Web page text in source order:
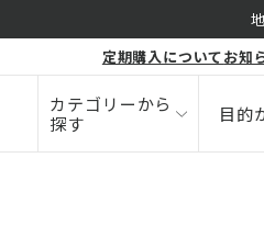
定期購入についてお知
カテゴリーから
探す
目的
ニキビ